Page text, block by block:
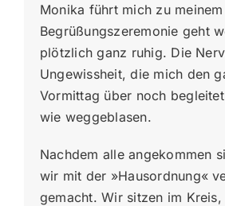
Monika führt mich zu
Begrüßungszeremonie geht
plötzlich ganz ruhig. Die
Ungewissheit, die mich den
Vormittag über noch
wie weggeblasen.
Nachdem alle angekommen
wir mit der »Hausordnung«
gemacht. Wir sitzen im Kreis,